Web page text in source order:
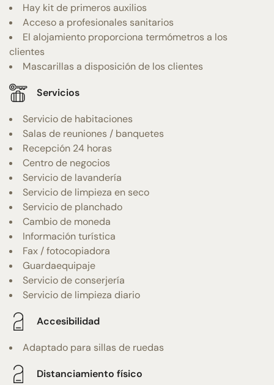
Hay kit de primeros auxilios
Acceso a profesionales sanitarios
El alojamiento proporciona termómetros a los
clientes
Mascarillas a disposición de los clientes
Servicios
Servicio de habitaciones
Salas de reuniones / banquetes
Recepción 24 horas
Centro de negocios
Servicio de lavandería
Servicio de limpieza en seco
Servicio de planchado
Cambio de moneda
Información turística
Fax / fotocopiadora
Guardaequipaje
Servicio de conserjería
Servicio de limpieza diario
Accesibilidad
Adaptado para sillas de ruedas
Distanciamiento físico